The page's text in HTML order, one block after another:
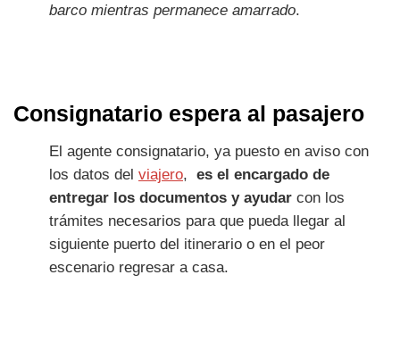
barco mientras permanece amarrado.
Consignatario espera al pasajero
El agente consignatario, ya puesto en aviso con
los datos del viajero, es el encargado de
entregar los documentos y ayudar con los
trámites necesarios para que pueda llegar al
siguiente puerto del itinerario o en el peor
escenario regresar a casa.